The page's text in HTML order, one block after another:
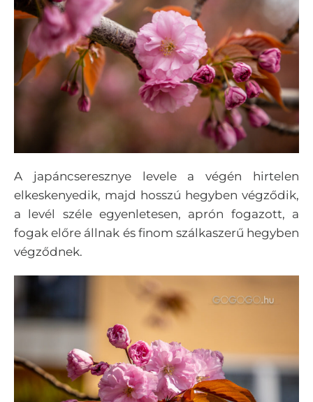
A japáncseresznye levele a végén hirtelen
elkeskenyedik, majd hosszú hegyben végződik,
a levél széle egyenletesen, aprón fogazott, a
fogak előre állnak és finom szálkaszerű hegyben
végződnek.